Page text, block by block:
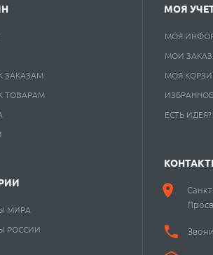
ЗАКАЗАМ
ТОВАРАМ
МИРА
РОССИИ
МОЯ
МОЯ
МОИ
МОЯ
ИЗБРАННОЕ
ЕСТЬ ИДЕЯ?